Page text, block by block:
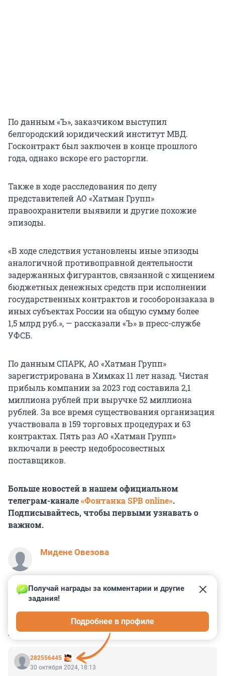
По данным «Ъ», заказчиком выступил
белгородский юридический институт МВД.
Госконтракт был заключен в конце прошлого
года, однако вскоре его расторгли.
Также в ходе расследования по делу
представителей АО «Хатман Групп»
правоохранители выявили и другие похожие
эпизоды.
«В ходе следствия установлены иные эпизоды
аналогичной противоправной деятельности
задержанных фигурантов, связанной с хищением
бюджетных денежных средств при исполнении
государственных контрактов и гособоронзаказа в
иных субъектах России на общую сумму более
1,5 млрд руб.», — рассказали «Ъ» в пресс-службе
УФСБ.
По данным СПАРК, АО «Хатман Групп»
зарегистрирована в Химках 11 лет назад. Чистая
прибыль компании за 2023 год составила 2,1
миллиона рублей при выручке 52 миллиона
рублей. За все время существования организация
участвовала в 159 торговых процедурах и 63
контрактах. Пять раз АО «Хатман Групп»
включали в реестр недобросовестных
поставщиков.
Больше новостей в нашем официальном
телеграм-канале«Фонтанка SPB online».
Подписывайтесь, чтобы первыми узнавать о
важном.
Мидене Овезова
КОММЕНТАРИИ 8
282556445
Получай награды за комментарии и другие
задания!
Подробнее в профиле
30 октября 2024, 18:13